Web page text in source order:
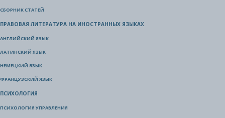
СБОРНИК СТАТЕЙ
ПРАВОВАЯ ЛИТЕРАТУРА НА ИНОСТРАННЫХ ЯЗЫКАХ
АНГЛИЙСКИЙ ЯЗЫК
ЛАТИНСКИЙ ЯЗЫК
НЕМЕЦКИЙ ЯЗЫК
ФРАНЦУЗСКИЙ ЯЗЫК
ПСИХОЛОГИЯ
ПСИХОЛОГИЯ УПРАВЛЕНИЯ